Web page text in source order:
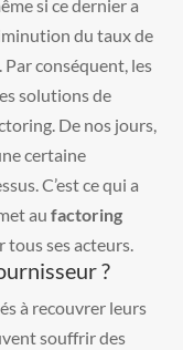
si ce dernier a
du taux de
Par conséquent, les
solutions de
De nos jours,
certaine
C’est ce qui a
aufactoring
tous ses acteurs.
?
à recouvrer leurs
souffrir des